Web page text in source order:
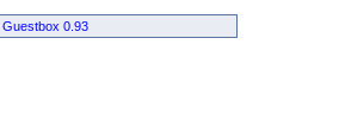
Guestbox 0.93